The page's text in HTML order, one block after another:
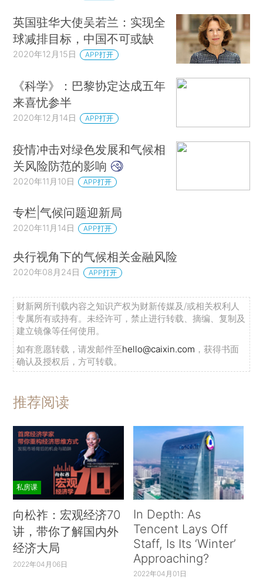
英国驻华大使吴若兰：实现全
球减排目标，中国不可或缺
2020年12月15日 APP打开
《科学》：巴黎协定达成五年
来喜忧参半
2020年12月14日 APP打开
疫情冲击对绿色发展和气候相
关风险防范的影响
2020年11月10日 APP打开
专栏|气候问题迎新局
2020年11月14日 APP打开
央行视角下的气候相关金融风险
2020年08月24日 APP打开
财新网所刊载内容之知识产权为财新传媒及/或相关权利人
专属所有或持有。未经许可，禁止进行转载、摘编、复制及
建立镜像等任何使用。
如有意愿转载，请发邮件至hello@caixin.com ，获得书面
确认及授权后，方可转载。
推荐阅读
私房课
向松祚：宏观经济70
讲，带你了解国内外
经济大局
2022年04月06日
In Depth: As
Tencent Lays Off
Staff, Is Its ‘Winter’
Approaching?
2022年04月01日